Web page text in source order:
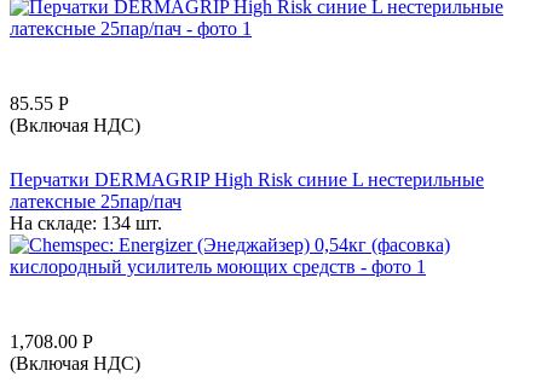
85.55 Р
(Включая НДС)
Перчатки DERMAGRIP High Risk синие L нестерильные
латексные 25пар/пач
На складе: 134 шт.
1,708.00 Р
(Включая НДС)